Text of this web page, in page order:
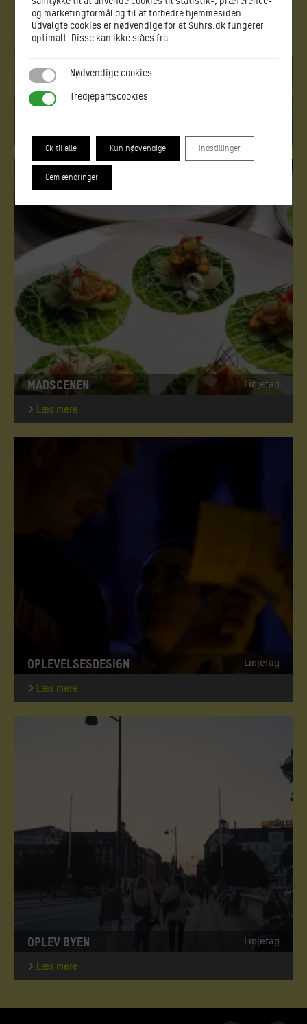
MAD & SENSORIK
MADSCENEN
Linjefag
Læs mere
OPLEVELSESDESIGN
Linjefag
Læs mere
OPLEV BYEN
Linjefag
Læs mere
og marketingformål og til at forbedre hjemmesiden.
Udvalgte cookies er nødvendige for at Suhrs.dk fungerer
optimalt. Disse kan ikke slåes fra.
Nødvendige cookies
Nødvendige cookies
Tredjepartscookies
Tredjepartscookies
Ok til alle Kun nødvendige Indstillinger
Gem ændringer